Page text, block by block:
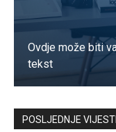
Ovdje može biti
tekst
Kontaktirajte nas
POSLJEDNJE VIJESTI